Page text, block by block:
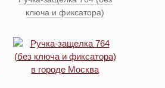
ключа и фиксатора)